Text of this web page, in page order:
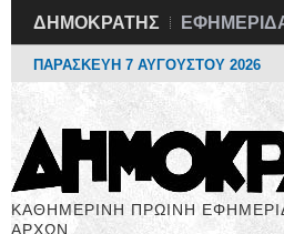
ΔΗΜΟΚΡΑΤΗΣ
ΠΑΡΑΣΚΕΥΗ 7 ΑΥΓΟΥΣΤΟΥ 2026
ΚΑΘΗΜΕΡΙΝΗ ΠΡΩΙΝΗ
ΑΡΧΩΝ